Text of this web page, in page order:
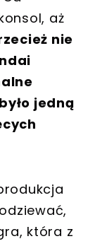
aż
nie
jedną
która z